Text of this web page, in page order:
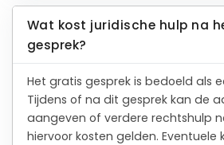
Wat kost juridische hulp na
gesprek?
Het gratis gesprek is bedoeld als
Tijdens of na dit gesprek kan de
aangeven of verdere rechtshulp
hiervoor kosten gelden. Eventuele